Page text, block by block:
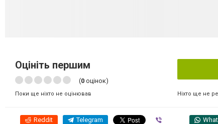
Оцініть першим
(0 оцінок)
Поки ще ніхто не оцінював Ніхто ще не
Reddit Telegram